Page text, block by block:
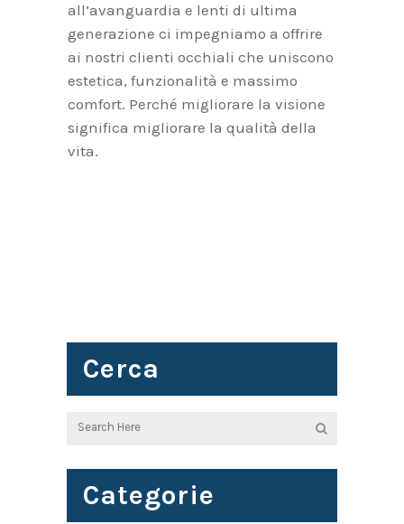
all’avanguardia e lenti di ultima
generazione ci impegniamo a offrire
ai nostri clienti occhiali che uniscono
estetica, funzionalità e massimo
comfort. Perché migliorare la visione
significa migliorare la qualità della
vita.
Cerca
Categorie